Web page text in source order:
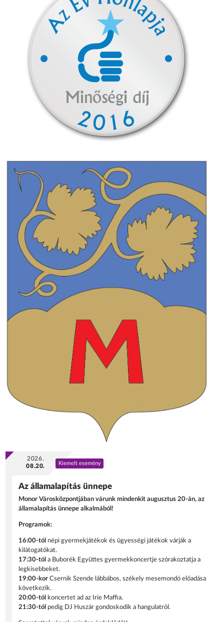
2026.
08.20.
Kiemelt esemény
Az államalapítás ünnepe
Monor Városközpontjában várunk mindenkit augusztus 20-án, az
államalapítás ünnepe alkalmából!
Programok:
16:00-tól népi gyermekjátékok és ügyességi játékok várják a
kilátogatókat.
17:30-tól a Buborék Együttes gyermekkoncertje szórakoztatja a
legkisebbeket.
19:00-korCsernik Szende lábbábos, székely mesemondó előadása
következik.
20:00-tól
koncertet ad az Irie Maffia.
21:30-tól pedig DJ Huszár gondoskodik a hangulatról.